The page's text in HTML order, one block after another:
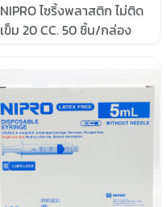
NIPRO ไซริ้งพลาสติก ไม่ติด
เข็ม 20 CC. 50 ชิ้น/กล่อง